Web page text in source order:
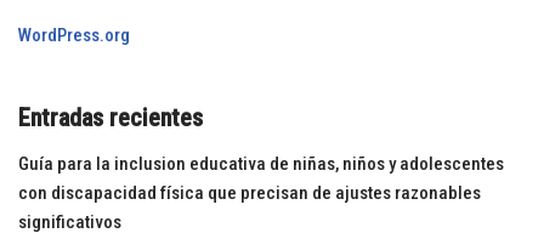
WordPress.org
Entradas recientes
Guía para la inclusion educativa de niñas, niños y adolescentes
con discapacidad física que precisan de ajustes razonables
significativos